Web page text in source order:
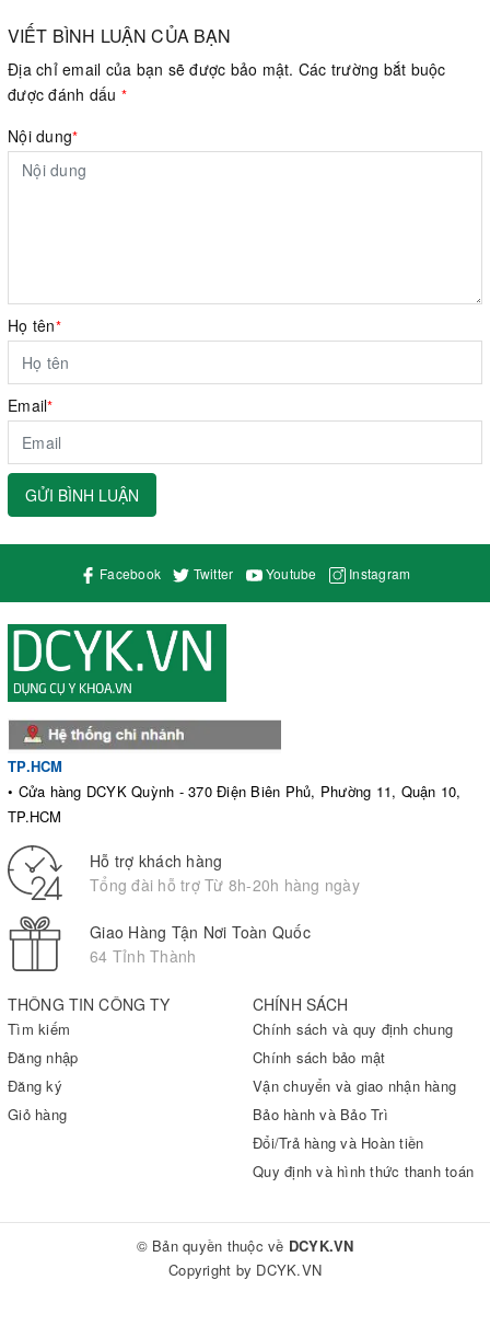
VIẾT BÌNH LUẬN CỦA BẠN
Địa chỉ email của bạn sẽ được bảo mật. Các trường bắt buộc
được đánh dấu *
Nội dung*
Họ tên*
Email*
GỬI BÌNH LUẬN
Facebook Twitter Youtube Instagram
THÔNG TIN CÔNG TY
Tìm kiếm
Đăng nhập
Đăng ký
Giỏ hàng
CHÍNH SÁCH
Chính sách và quy định chung
Chính sách bảo mật
Vận chuyển và giao nhận hàng
Bảo hành và Bảo Trì
Đổi/Trả hàng và Hoàn tiền
Quy định và hình thức thanh toán
TP.HCM
• Cửa hàng DCYK Quỳnh - 370 Điện Biên Phủ, Phường 11, Quận 10,
TP.HCM
Hỗ trợ khách hàng
Tổng đài hỗ trợ Từ 8h-20h hàng ngày
Giao Hàng Tận Nơi Toàn Quốc
64 Tỉnh Thành
© Bản quyền thuộc về DCYK.VN
Copyright by DCYK.VN